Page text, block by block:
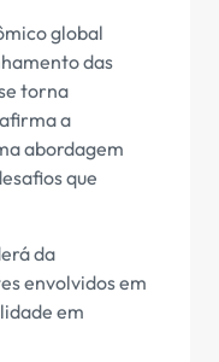
global
das
torna
a
abordagem
que
da
envolvidos em
em